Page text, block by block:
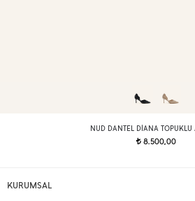
NUD DANTEL DIANA TOPUKLU
t8.500,00
KURUMSAL